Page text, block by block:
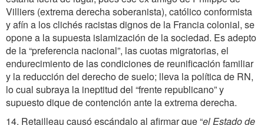
Villiers (extrema derecha soberanista), católico conformista
y afín a los clichés racistas dignos de la Francia colonial, se
opone a la supuesta islamización de la sociedad. Es adepto
de la “preferencia nacional”, las cuotas migratorias, el
endurecimiento de las condiciones de reunificación familiar
y la reducción del derecho de suelo; lleva la política de RN,
lo cual subraya la ineptitud del “frente republicano” y
supuesto dique de contención ante la extrema derecha.
14. Retailleau causó escándalo al afirmar que “el Estado de